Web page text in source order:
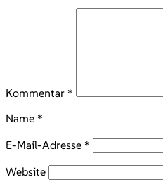
Kommentar *
Name *
E-Mail-Adresse *
Website